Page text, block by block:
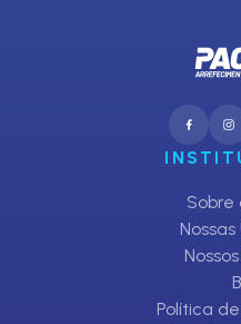
Sobre
Política